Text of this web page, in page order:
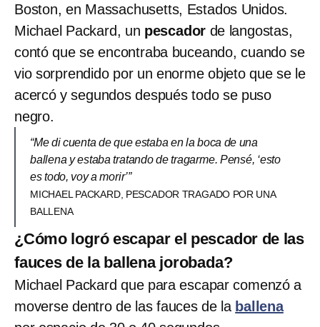
Boston, en Massachusetts, Estados Unidos.
Michael Packard, un pescador de langostas,
contó que se encontraba buceando, cuando se
vio sorprendido por un enorme objeto que se le
acercó y segundos después todo se puso
negro.
“Me di cuenta de que estaba en la boca de una
ballena y estaba tratando de tragarme. Pensé, ‘esto
es todo, voy a morir’”
MICHAEL PACKARD, PESCADOR TRAGADO POR UNA
BALLENA
¿Cómo logró escapar el pescador de las
fauces de la ballena jorobada?
Michael Packard que para escapar comenzó a
moverse dentro de las fauces de la ballena